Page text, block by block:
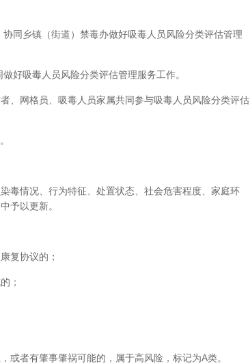
同乡镇（街道）禁毒办做好吸毒人员风险分类评估管理
好吸毒人员风险分类评估管理服务工作。
、网格员、吸毒人员家属共同参与吸毒人员风险分类评估
毒情况、行为特征、处置状态、社会危害程度、家庭环
予以更新。
复协议的；
；
或者有肇事肇祸可能的，属于高风险，标记为A类。